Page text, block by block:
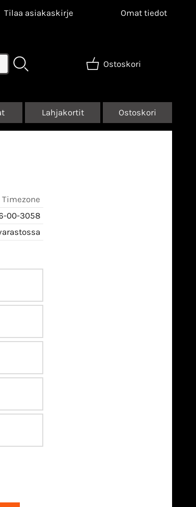
Tilaa asiakaskirje Omat tiedot
Ostoskori
Lahjakortit Ostoskori
Timezone
00-3058